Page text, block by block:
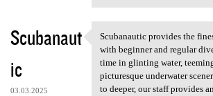
Scubanaut
ic
03.03.2025
Scubanautic provides
Scubanautic provides the
with beginner and regular
time in glinting water,
picturesque underwater
to deeper, our staff provides